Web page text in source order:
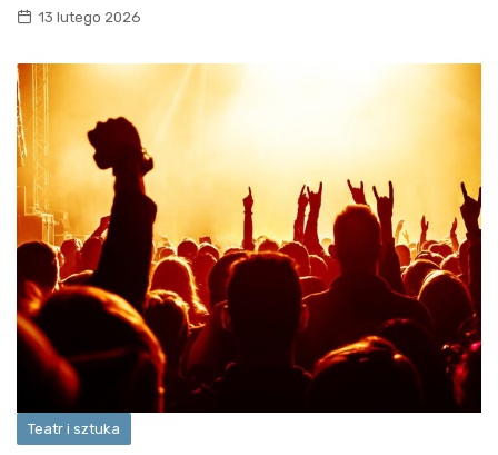
13 lutego 2026
Teatr i sztuka